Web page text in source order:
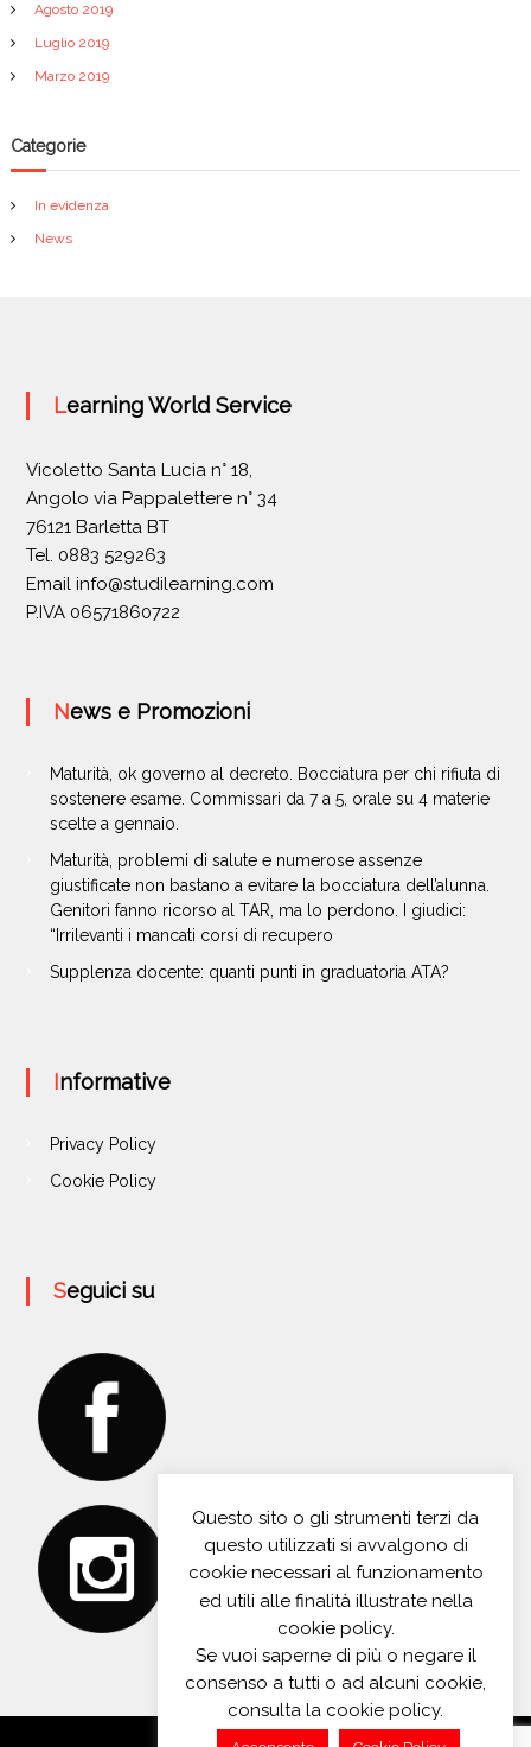
Agosto 2019
Luglio 2019
Marzo 2019
Categorie
In evidenza
News
Learning World Service
Vicoletto Santa Lucia n° 18,
Angolo via Pappalettere n° 34
76121 Barletta BT
Tel. 0883 529263
Email info@studilearning.com
P.IVA 06571860722
News e Promozioni
Maturità, ok governo al decreto. Bocciatura per chi rifiuta di
sostenere esame. Commissari da 7 a 5, orale su 4 materie
scelte a gennaio.
Maturità, problemi di salute e numerose assenze
giustificate non bastano a evitare la bocciatura dell’alunna.
Genitori fanno ricorso al TAR, ma lo perdono. I giudici:
“Irrilevanti i mancati corsi di recupero
Supplenza docente: quanti punti in graduatoria ATA?
Informative
Privacy Policy
Cookie Policy
Seguici su
Questo sito o gli strumenti terzi da
questo utilizzati si avvalgono di
cookie necessari al funzionamento
ed utili alle finalità illustrate nella
cookie policy.
Se vuoi saperne di più o negare il
consenso a tutti o ad alcuni cookie,
consulta la cookie policy.